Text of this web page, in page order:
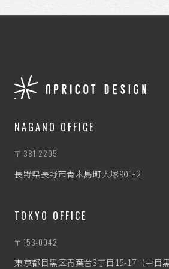
NAGANO OFFICE
〒381-2205
長野県長野市青木島町大塚901-2
TOKYO OFFICE
〒153-0042
東京都目黒区青葉台3丁目15-17（中目